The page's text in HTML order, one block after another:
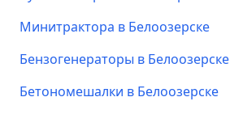
Минитрактора в Белоозерске
Бензогенераторы в Белоозерске
Бетономешалки в Белоозерске